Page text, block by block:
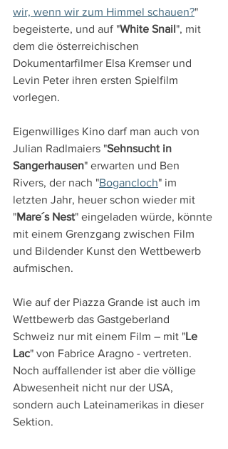
wir, wenn wir zum Himmel schauen?"
begeisterte, und auf "White Snail", mit
dem die österreichischen
Dokumentarfilmer Elsa Kremser und
Levin Peter ihren ersten Spielfilm
vorlegen.
Eigenwilliges Kino darf man auch von
Julian Radlmaiers "Sehnsucht in
Sangerhausen" erwarten und Ben
Rivers, der nach "Bogancloch" im
letzten Jahr, heuer schon wieder mit
"Mare´s Nest" eingeladen würde, könnte
mit einem Grenzgang zwischen Film
und Bildender Kunst den Wettbewerb
aufmischen.
Wie auf der Piazza Grande ist auch im
Wettbewerb das Gastgeberland
Schweiz nur mit einem Film – mit "Le
Lac" von Fabrice Aragno - vertreten.
Noch auffallender ist aber die völlige
Abwesenheit nicht nur der USA,
sondern auch Lateinamerikas in dieser
Sektion.